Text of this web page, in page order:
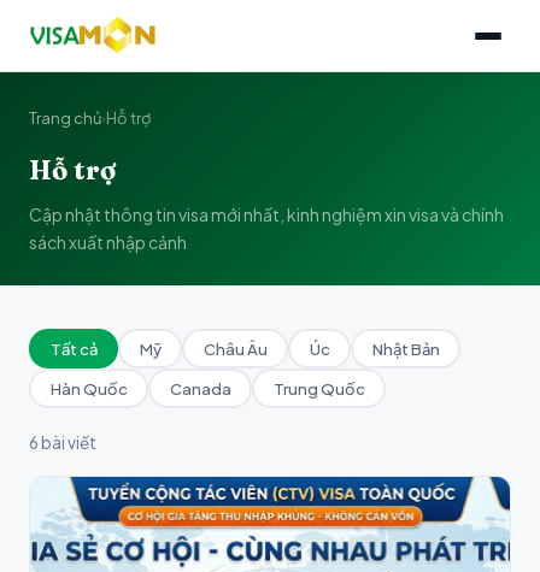
Trang chủ›Hỗ trợ
Hỗ trợ
Cập nhật thông tin visa mới nhất, kinh nghiệm xin visa và chính
sách xuất nhập cảnh
Tất cả Mỹ Châu Âu Úc Nhật Bản
Hàn Quốc Canada Trung Quốc
6 bài viết